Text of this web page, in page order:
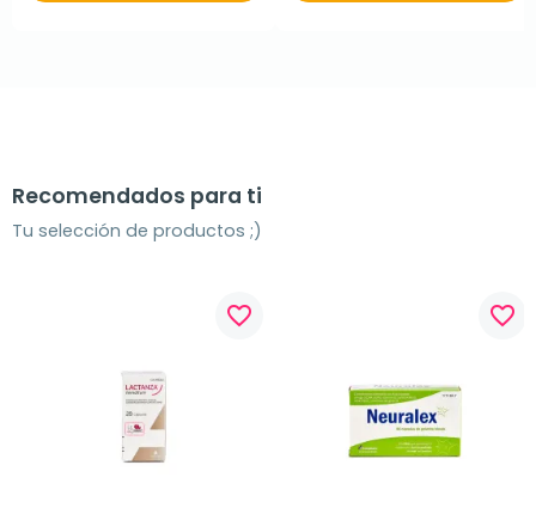
Recomendados para ti
Tu selección de productos ;)
favorite_border favorite_border